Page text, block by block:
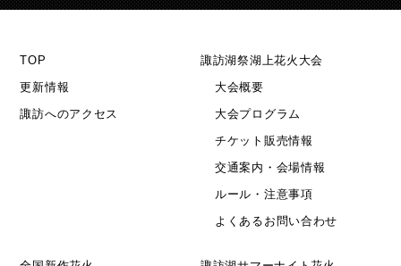
TOP
更新情報
諏訪へのアクセス
諏訪湖祭湖上花火大会
大会概要
大会プログラム
チケット販売情報
交通案内・会場情報
ルール・注意事項
よくあるお問い合わせ